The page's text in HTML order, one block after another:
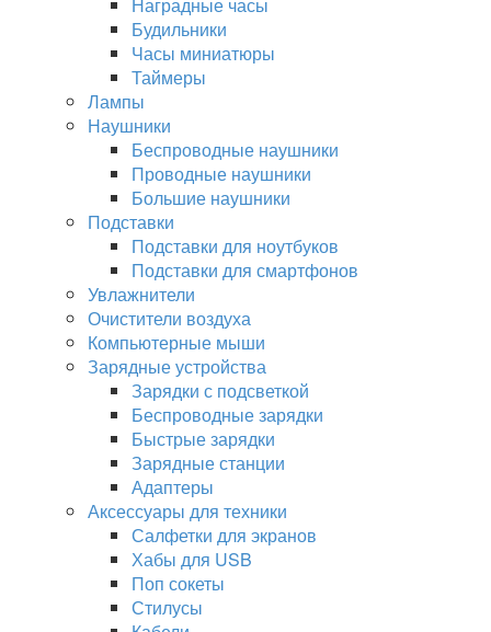
Будильники
Часы миниатюры
Таймеры
Лампы
Наушники
Беспроводные наушники
Проводные наушники
Большие наушники
Подставки
Подставки для ноутбуков
Подставки для смартфонов
Увлажнители
Очистители воздуха
Компьютерные мыши
Зарядные устройства
Зарядки с подсветкой
Беспроводные зарядки
Быстрые зарядки
Зарядные станции
Адаптеры
Аксессуары для техники
Салфетки для экранов
Хабы для USB
Поп сокеты
Стилусы